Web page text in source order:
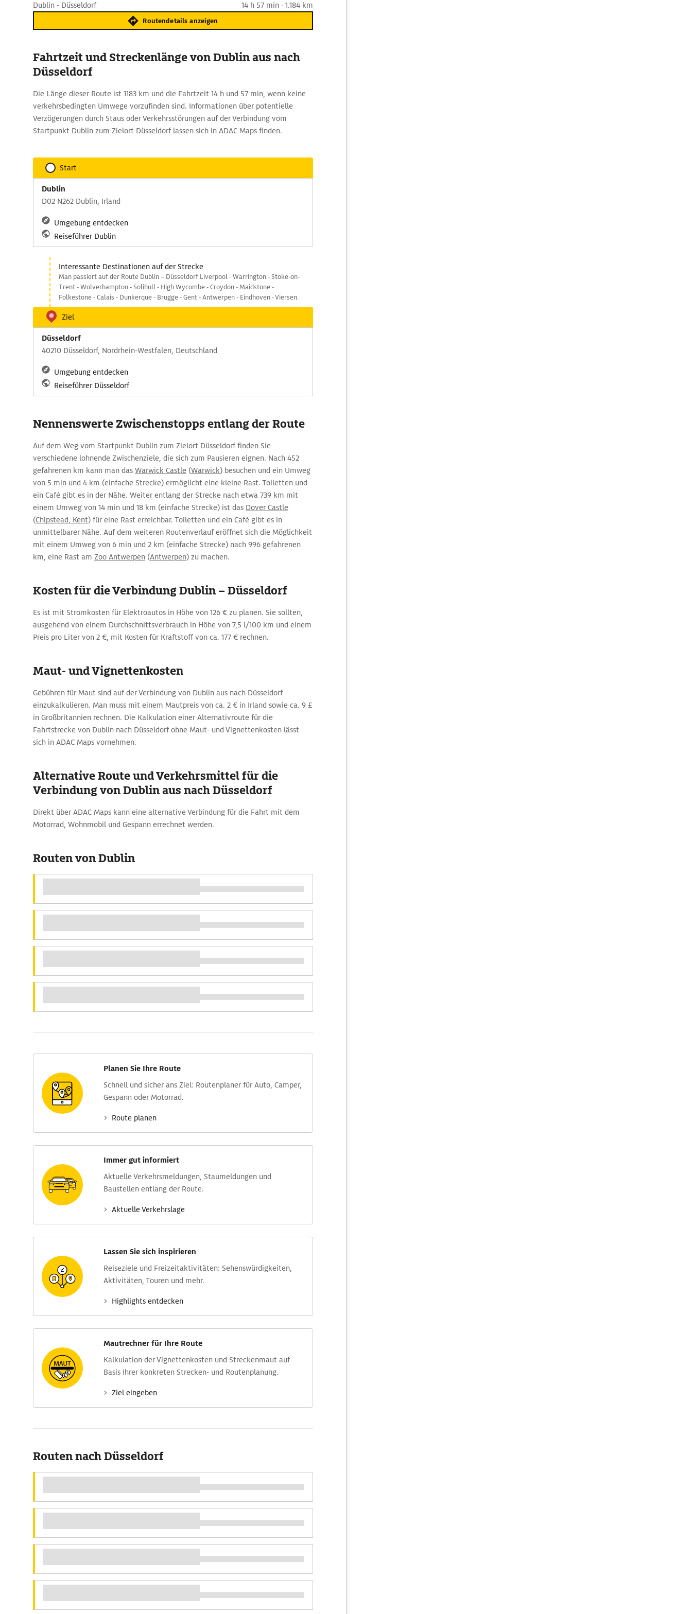
Dublin - Düsseldorf 14 h 57 min · 1.184 km
Routendetails anzeigen
Fahrtzeit und Streckenlänge von Dublin aus nach
Düsseldorf
Die Länge dieser Route ist 1183 km und die Fahrtzeit 14 h und 57 min, wenn keine
verkehrsbedingten Umwege vorzufinden sind. Informationen über potentielle
Verzögerungen durch Staus oder Verkehrsstörungen auf der Verbindung vom
Startpunkt Dublin zum Zielort Düsseldorf lassen sich in ADAC Maps finden.
Start
Dublin
D02 N262 Dublin, Irland
Umgebung entdecken
Reiseführer Dublin
Interessante Destinationen auf der Strecke
Man passiert auf der Route Dublin – Düsseldorf Liverpool - Warrington - Stoke-on-
Trent - Wolverhampton - Solihull - High Wycombe - Croydon - Maidstone -
Folkestone - Calais - Dunkerque - Brugge - Gent - Antwerpen - Eindhoven - Viersen.
Ziel
Düsseldorf
40210 Düsseldorf, Nordrhein-Westfalen, Deutschland
Umgebung entdecken
Reiseführer Düsseldorf
Nennenswerte Zwischenstopps entlang der Route
Auf dem Weg vom Startpunkt Dublin zum Zielort Düsseldorf finden Sie
verschiedene lohnende Zwischenziele, die sich zum Pausieren eignen. Nach 452
gefahrenen km kann man das Warwick Castle (Warwick) besuchen und ein Umweg
von 5 min und 4 km (einfache Strecke) ermöglicht eine kleine Rast. Toiletten und
ein Café gibt es in der Nähe. Weiter entlang der Strecke nach etwa 739 km mit
einem Umweg von 14 min und 18 km (einfache Strecke) ist das Dover Castle
(Chipstead, Kent) für eine Rast erreichbar. Toiletten und ein Café gibt es in
unmittelbarer Nähe. Auf dem weiteren Routenverlauf eröffnet sich die Möglichkeit
mit einem Umweg von 6 min und 2 km (einfache Strecke) nach 996 gefahrenen
km, eine Rast am Zoo Antwerpen (Antwerpen) zu machen.
Kosten für die Verbindung Dublin – Düsseldorf
Es ist mit Stromkosten für Elektroautos in Höhe von 126 € zu planen. Sie sollten,
ausgehend von einem Durchschnittsverbrauch in Höhe von 7,5 l/100 km und einem
Preis pro Liter von 2 €, mit Kosten für Kraftstoff von ca. 177 € rechnen.
Maut- und Vignettenkosten
Gebühren für Maut sind auf der Verbindung von Dublin aus nach Düsseldorf
einzukalkulieren. Man muss mit einem Mautpreis von ca. 2 € in Irland sowie ca. 9 £
in Großbritannien rechnen. Die Kalkulation einer Alternativroute für die
Fahrtstrecke von Dublin nach Düsseldorf ohne Maut- und Vignettenkosten lässt
sich in ADAC Maps vornehmen.
Alternative Route und Verkehrsmittel für die
Verbindung von Dublin aus nach Düsseldorf
Direkt über ADAC Maps kann eine alternative Verbindung für die Fahrt mit dem
Motorrad, Wohnmobil und Gespann errechnet werden.
Routen von Dublin
Planen Sie Ihre Route
Schnell und sicher ans Ziel: Routen­planer für Auto, Camper,
Gespann oder Motorrad.
Route planen
Immer gut informiert
Aktuelle Verkehrs­meldungen, Stau­meldungen und
Baustellen entlang der Route.
Aktuelle Verkehrs­lage
Lassen Sie sich inspirieren
Reise­ziele und Freizeit­aktivitäten: Sehens­würdig­keiten,
Aktivitäten, Touren und mehr.
Highlights entdecken
Mautrechner für Ihre Route
Kalkulation der Vignettenkosten und Streckenmaut auf
Basis Ihrer konkreten Strecken- und Routenplanung.
Ziel eingeben
Routen nach Düsseldorf